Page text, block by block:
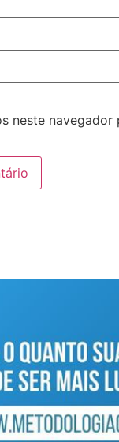
neste